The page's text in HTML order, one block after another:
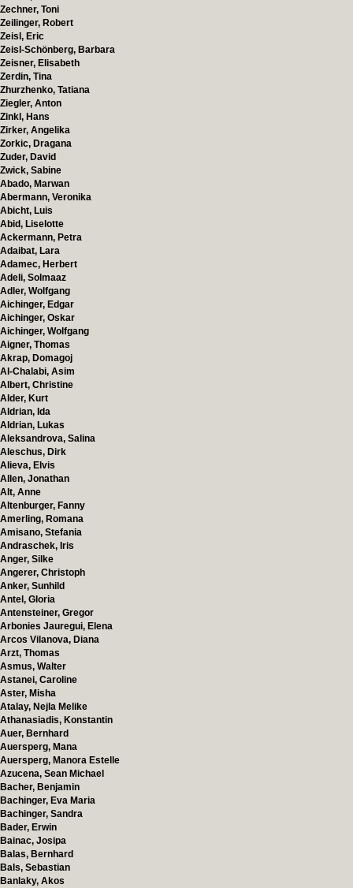
Zechner, Toni
Zeilinger, Robert
Zeisl, Eric
Zeisl-Schönberg, Barbara
Zeisner, Elisabeth
Zerdin, Tina
Zhurzhenko, Tatiana
Ziegler, Anton
Zinkl, Hans
Zirker, Angelika
Zorkic, Dragana
Zuder, David
Zwick, Sabine
Abado, Marwan
Abermann, Veronika
Abicht, Luis
Abid, Liselotte
Ackermann, Petra
Adaibat, Lara
Adamec, Herbert
Adeli, Solmaaz
Adler, Wolfgang
Aichinger, Edgar
Aichinger, Oskar
Aichinger, Wolfgang
Aigner, Thomas
Akrap, Domagoj
Al-Chalabi, Asim
Albert, Christine
Alder, Kurt
Aldrian, Ida
Aldrian, Lukas
Aleksandrova, Salina
Aleschus, Dirk
Alieva, Elvis
Allen, Jonathan
Alt, Anne
Altenburger, Fanny
Amerling, Romana
Amisano, Stefania
Andraschek, Iris
Anger, Silke
Angerer, Christoph
Anker, Sunhild
Antel, Gloria
Antensteiner, Gregor
Arbonies Jauregui, Elena
Arcos Vilanova, Diana
Arzt, Thomas
Asmus, Walter
Astanei, Caroline
Aster, Misha
Atalay, Nejla Melike
Athanasiadis, Konstantin
Auer, Bernhard
Auersperg, Mana
Auersperg, Manora Estelle
Azucena, Sean Michael
Bacher, Benjamin
Bachinger, Eva Maria
Bachinger, Sandra
Bader, Erwin
Bainac, Josipa
Balas, Bernhard
Bals, Sebastian
Banlaky, Akos